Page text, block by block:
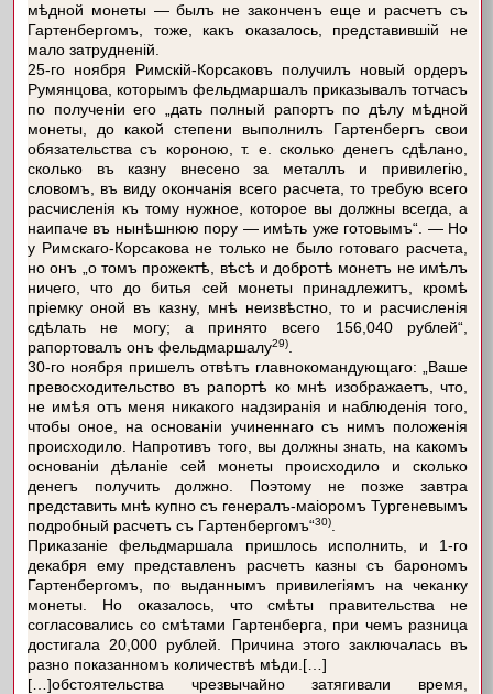
мѣдной монеты — былъ не законченъ еще и расчетъ съ
Гартенбергомъ, тоже, какъ оказалось, представившій не
мало затрудненій.
25-го ноября Римскій-Корсаковъ получилъ новый ордеръ
Румянцова, которымъ фельдмаршалъ приказывалъ тотчасъ
по полученіи его „дать полный рапортъ по дѣлу мѣдной
монеты, до какой степени выполнилъ Гартенбергъ свои
обязательства съ короною, т. е. сколько денегъ сдѣлано,
сколько въ казну внесено за металлъ и привилегію,
словомъ, въ виду окончанія всего расчета, то требую всего
расчисленія къ тому нужное, которое вы должны всегда, а
наипаче въ нынѣшнюю пору — имѣть уже готовымъ“. — Но
у Римскаго-Корсакова не только не было готоваго расчета,
но онъ „о томъ прожектѣ, вѣсѣ и добротѣ монетъ не имѣлъ
ничего, что до битья сей монеты принадлежитъ, кромѣ
пріемку оной въ казну, мнѣ неизвѣстно, то и расчисленія
сдѣлать не могу; а принято всего 156,040 рублей“,
рапортовалъ онъ фельдмаршалу29)
30-го ноября пришелъ отвѣтъ главнокомандующаго: „Ваше
превосходительство въ рапортѣ ко мнѣ изображаетъ, что,
не имѣя отъ меня никакого надзиранія и наблюденія того,
чтобы оное, на основаніи учиненнаго съ нимъ положенія
происходило. Напротивъ того, вы должны знать, на какомъ
основаніи дѣланіе сей монеты происходило и сколько
денегъ получить должно. Поэтому не позже завтра
представить мнѣ купно съ генералъ-маіоромъ Тургеневымъ
подробный расчетъ съ Гартенбергомъ“30)
Приказаніе фельдмаршала пришлось исполнить, и 1-го
декабря ему представленъ расчетъ казны съ барономъ
Гартенбергомъ, по выданнымъ привилегіямъ на чеканку
монеты. Но оказалось, что смѣты правительства не
согласовались со смѣтами Гартенберга, при чемъ разница
достигала 20,000 рублей. Причина этого заключалась въ
разно показанномъ количествѣ мѣди.[…]
[…]обстоятельства чрезвычайно затягивали время,